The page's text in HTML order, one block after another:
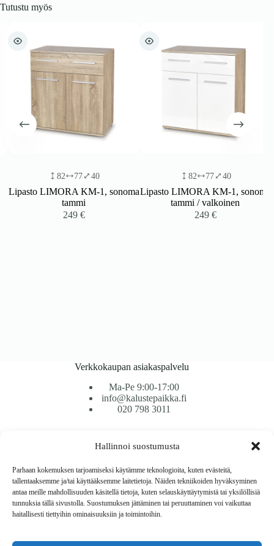
Hallinnoi suostumusta
Parhaan kokemuksen tarjoamiseksi käytämme teknologioita, kuten evästeitä,
tallentaaksemme ja/tai käyttääksemme laitetietoja. Näiden tekniikoiden hyväksyminen
antaa meille mahdollisuuden käsitellä tietoja, kuten selauskäyttäytymistä tai yksilöllisiä
tunnuksia tällä sivustolla. Suostumuksen jättäminen tai peruuttaminen voi vaikuttaa
haitallisesti tiettyihin ominaisuuksiin ja toimintoihin.
Tutustu myös
82 77 40
Lipasto LIMORA KM-1, sonoma
tammi
249€
82 77 40
Lipasto LIMORA KM-1, sonoma
tammi / valkoinen
249€
Verkkokaupan asiakaspalvelu
Ma-Pe 9:00-17:00
info@kalustepaikka.fi
020 798 3011
Maksutavat
Vaihto ja palautus
Reklamaatiot
Tietoa